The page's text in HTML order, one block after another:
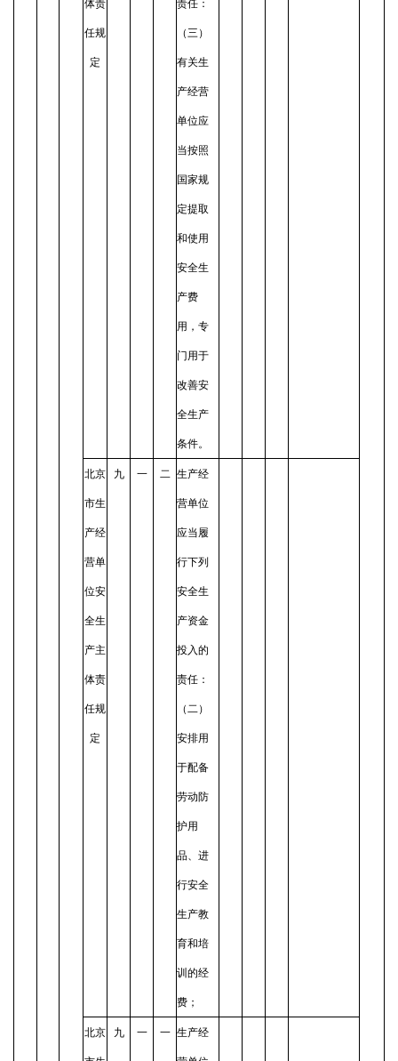
体责
任规
定
责任：
（三）
有关生
产经营
单位应
当按照
国家规
定提取
和使用
安全生
产费
用，专
门用于
改善安
全生产
条件。
北京
市生
产经
营单
位安
全生
产主
体责
任规
定
九 一 二 生产经
营单位
应当履
行下列
安全生
产资金
投入的
责任：
（二）
安排用
于配备
劳动防
护用
品、进
行安全
生产教
育和培
训的经
费；
北京 九 一 一 生产经